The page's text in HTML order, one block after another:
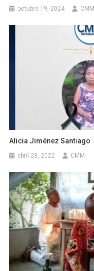
octubre 19, 2024 CMM
Alicia Jiménez Santiago
abril 28, 2022 CMM